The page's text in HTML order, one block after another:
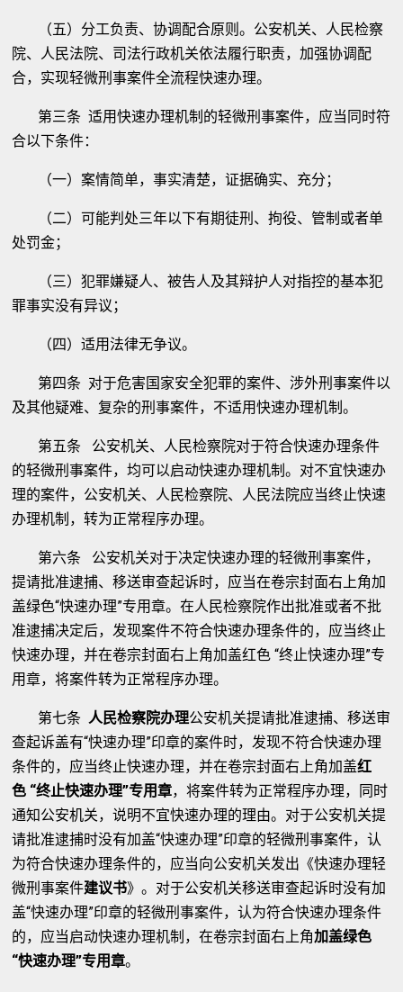
（五）分工负责、协调配合原则。公安机关、人民检察
院、人民法院、司法行政机关依法履行职责，加强协调配
合，实现轻微刑事案件全流程快速办理。
第三条 适用快速办理机制的轻微刑事案件，应当同时符
合以下条件：
（一）案情简单，事实清楚，证据确实、充分；
（二）可能判处三年以下有期徒刑、拘役、管制或者单
处罚金；
（三）犯罪嫌疑人、被告人及其辩护人对指控的基本犯
罪事实没有异议；
（四）适用法律无争议。
第四条 对于危害国家安全犯罪的案件、涉外刑事案件以
及其他疑难、复杂的刑事案件，不适用快速办理机制。
第五条 公安机关、人民检察院对于符合快速办理条件
的轻微刑事案件，均可以启动快速办理机制。对不宜快速办
理的案件，公安机关、人民检察院、人民法院应当终止快速
办理机制，转为正常程序办理。
第六条 公安机关对于决定快速办理的轻微刑事案件，
提请批准逮捕、移送审查起诉时，应当在卷宗封面右上角加
盖绿色“快速办理”专用章。在人民检察院作出批准或者不批
准逮捕决定后，发现案件不符合快速办理条件的，应当终止
快速办理，并在卷宗封面右上角加盖红色 “终止快速办理”专
用章，将案件转为正常程序办理。
第七条人民检察院办理公安机关提请批准逮捕、移送审
查起诉盖有“快速办理”印章的案件时，发现不符合快速办理
条件的，应当终止快速办理，并在卷宗封面右上角加盖红
色 “终止快速办理”专用章，将案件转为正常程序办理，同时
通知公安机关，说明不宜快速办理的理由。对于公安机关提
请批准逮捕时没有加盖“快速办理”印章的轻微刑事案件，认
为符合快速办理条件的，应当向公安机关发出《快速办理轻
微刑事案件建议书》。对于公安机关移送审查起诉时没有加
盖“快速办理”印章的轻微刑事案件，认为符合快速办理条件
的，应当启动快速办理机制，在卷宗封面右上角加盖绿色
“快速办理”专用章。